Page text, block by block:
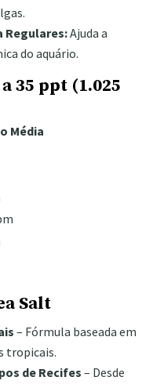
Regulares:Ajuda a
do aquário.
35 ppt (1.025
Média
Salt
– Fórmula baseada em
tropicais.
de Recifes– Desde